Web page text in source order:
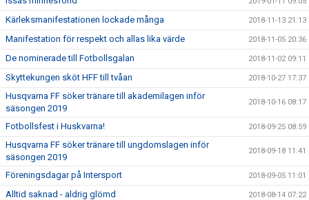
Kärleksmanifestationen lockade många 2018-11-13 21:13
Manifestation för respekt och allas lika värde 2018-11-05 20:36
De nominerade till Fotbollsgalan 2018-11-02 09:11
Skyttekungen sköt HFF till tvåan 2018-10-27 17:37
Husqvarna FF söker tränare till akademilagen inför
säsongen 2019
2018-10-16 08:17
Fotbollsfest i Huskvarna! 2018-09-25 08:59
Husqvarna FF söker tränare till ungdomslagen inför
säsongen 2019
2018-09-18 11:41
Föreningsdagar på Intersport 2018-09-05 11:01
Alltid saknad - aldrig glömd 2018-08-14 07:22